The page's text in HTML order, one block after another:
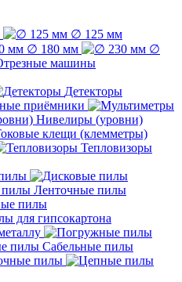
∅ 125 мм
∅ 180 мм
∅
машины
Детекторы
приёмники
Нивелиры (уровни)
Тепловизоры
Ленточные пилы
пилы
для гипсокартона
Сабельные пилы
пилы